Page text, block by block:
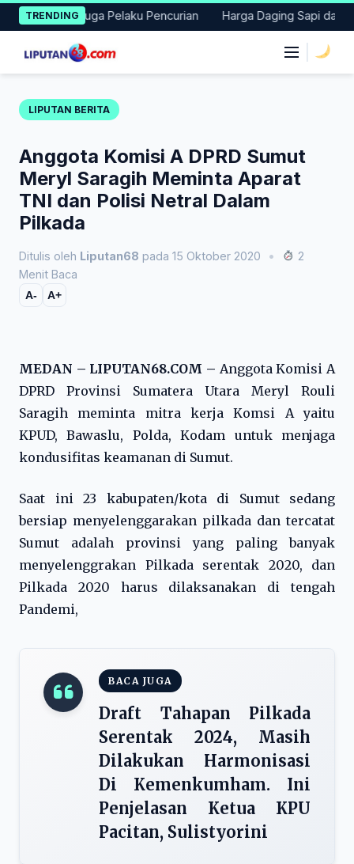
Skip
to
content
TRENDING
Terduga Pelaku Pencurian Harga Daging Sapi dan Cabai
LIPUTAN BERITA
Anggota Komisi A DPRD Sumut
Meryl Saragih Meminta Aparat
TNI dan Polisi Netral Dalam
Pilkada
Ditulis oleh Liputan68 pada 15 Oktober 2020 •
2
Menit Baca
A- A+
MEDAN – LIPUTAN68.COM – Anggota Komisi A
DPRD Provinsi Sumatera Utara Meryl Rouli
Saragih meminta mitra kerja Komsi A yaitu
KPUD, Bawaslu, Polda, Kodam untuk menjaga
kondusifitas keamanan di Sumut.
Saat ini 23 kabupaten/kota di Sumut sedang
bersiap menyelenggarakan pilkada dan tercatat
Sumut adalah provinsi yang paling banyak
menyelenggrakan Pilkada serentak 2020, dan
Pilkada 2020 harus dilaksanakan di tengah
Pandemi,
BACA JUGA
Draft Tahapan Pilkada
Serentak 2024, Masih
Dilakukan Harmonisasi
Di Kemenkumham. Ini
Penjelasan Ketua KPU
Pacitan, Sulistyorini